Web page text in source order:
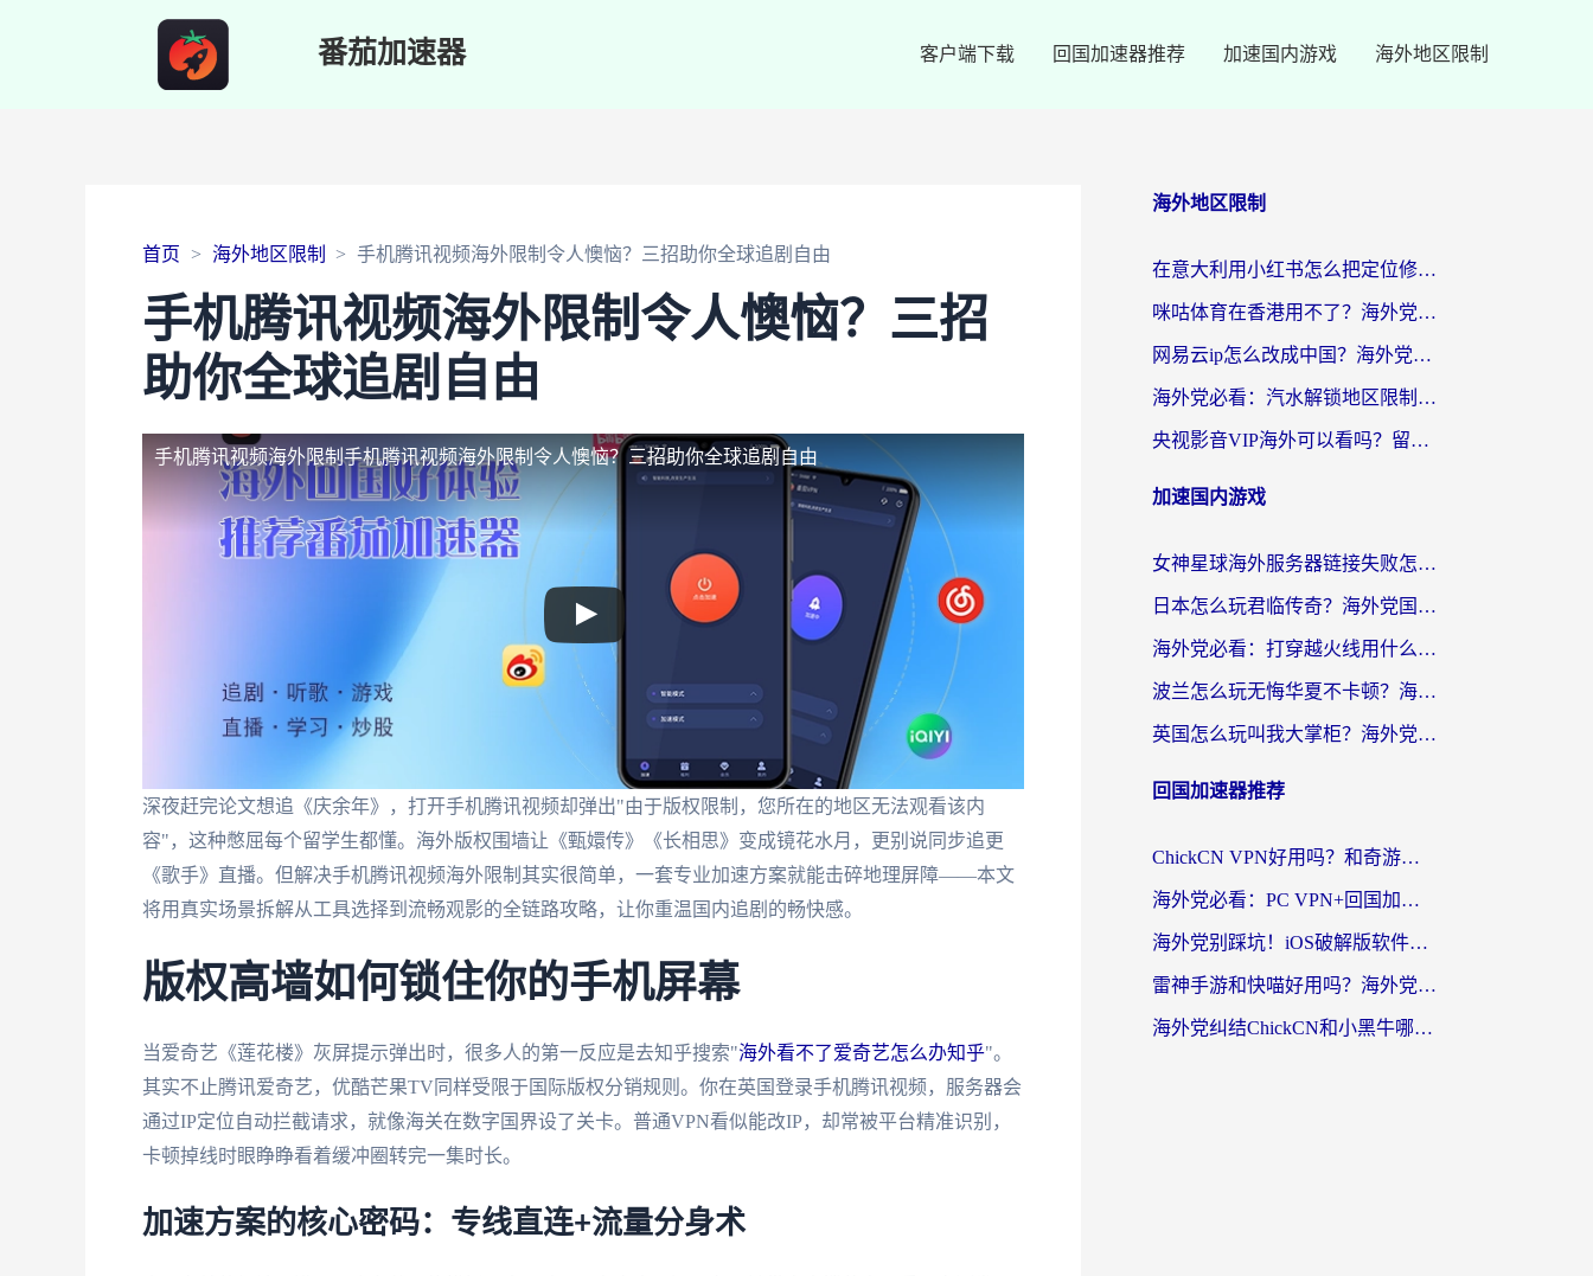
番茄加速器 客户端下载 回国加速器推荐 加速国内游戏 海外地区限制
首页 海外地区限制 手机腾讯视频海外限制令人懊恼？三招助你全球追剧自由
手机腾讯视频海外限制令人懊恼？三招
助你全球追剧自由
手机腾讯视频海外限制手机腾讯视频海外限制令人懊恼？三招助你全球追剧自由
深夜赶完论文想追《庆余年》，打开手机腾讯视频却弹出"由于版权限制，您所在的地区无法观看该内
容"，这种憋屈每个留学生都懂。海外版权围墙让《甄嬛传》《长相思》变成镜花水月，更别说同步追更
《歌手》直播。但解决手机腾讯视频海外限制其实很简单，一套专业加速方案就能击碎地理屏障——本文
将用真实场景拆解从工具选择到流畅观影的全链路攻略，让你重温国内追剧的畅快感。
版权高墙如何锁住你的手机屏幕
当爱奇艺《莲花楼》灰屏提示弹出时，很多人的第一反应是去知乎搜索"海外看不了爱奇艺怎么办知乎"。
其实不止腾讯爱奇艺，优酷芒果TV同样受限于国际版权分销规则。你在英国登录手机腾讯视频，服务器会
通过IP定位自动拦截请求，就像海关在数字国界设了关卡。普通VPN看似能改IP，却常被平台精准识别，
卡顿掉线时眼睁睁看着缓冲圈转完一集时长。
加速方案的核心密码：专线直连+流量分身术
海外地区限制
在意大利用小红书怎么把定位修改到中国国内？3个实用技巧+1个靠谱工具帮你搞定
咪咕体育在香港用不了？海外党必看的回国加速器选择指南（附3个真实场景解决方案）
网易云ip怎么改成中国？海外党听音乐听书的无痛解决方案
海外党必看：汽水解锁地区限制怎么解除？3招解决国内影音&生活服务难题
央视影音VIP海外可以看吗？留学生亲测有效的回国加速器选择指南
加速国内游戏
女神星球海外服务器链接失败怎么解决？海外党国服游戏加速避坑指南
日本怎么玩君临传奇？海外党国服游戏加速避坑指南（附菲律宾欧洲玩家实测）
海外党必看：打穿越火线用什么加速器？解决延迟卡顿，还能玩奇妙拼图世界和第五人格
波兰怎么玩无悔华夏不卡顿？海外国服游戏加速器终极指南（附征途2萤火突击解决方案）
英国怎么玩叫我大掌柜？海外党国服游戏加速避坑指南（附实测推荐）
回国加速器推荐
ChickCN VPN好用吗？和奇游手游VPN对比哪个回国效果更好？海外党亲测实用指南
海外党必看：PC VPN+回国加速器怎么选？无缝访问国内资源全攻略
海外党别踩坑！iOS破解版软件不可靠？教你选对回国加速器无缝看国内资源
雷神手游和快喵好用吗？海外党亲测5款回国加速器，附斧牛Bling对比+微信视频号解决办法
海外党纠结ChickCN和小黑牛哪个好？一篇帮你选对回国加速器的实用指南